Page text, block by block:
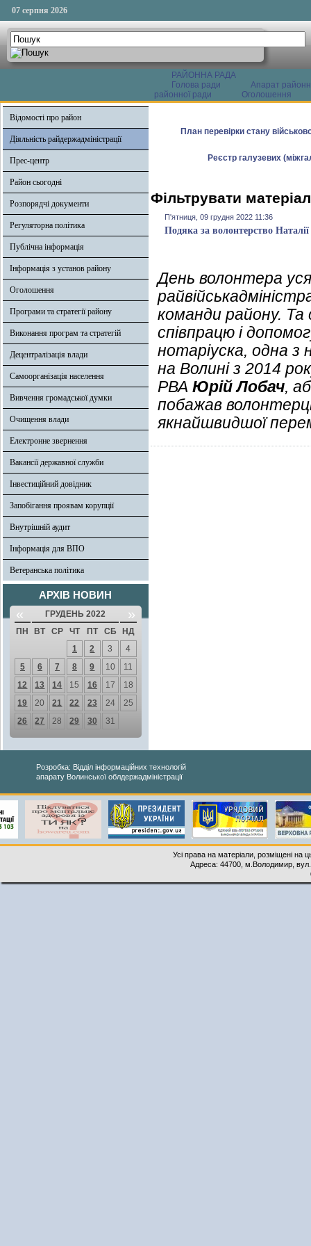
07 серпня 2026
РАЙОННА РАДА
Голова ради
Апарат
районної ради
Оголошення
Відомості про район
Діяльність райдержадміністрації
Прес-центр
Район сьогодні
Розпорядчі документи
Регуляторна політика
Публічна інформація
Інформація з установ району
Оголошення
Програми та стратегії району
Виконання програм та стратегій
Децентралізація влади
Самоорганізація населення
Вивчення громадської думки
Очищення влади
Електронне звернення
Вакансії державної служби
Інвестиційний довідник
Запобігання проявам корупції
Внутрішній аудит
Інформація для ВПО
Ветеранська політика
АРХІВ НОВИН
« ГРУДЕНЬ 2022 »
ПН ВТ СР ЧТ ПТ СБ
НД
1
2 3
4
5
6 7 8 9 10
11
12
13 14 15 16 17
18
19
20 21 22 23 24
25
26
27 28 29 30 31
План перевірки стану
Реєстр галузевих
Фільтрувати
П'ятниця, 09 грудня 2022 11:36
Подяка за волонтерство
День волонтера
команди району. Та
співпрацю і
нотаріуска, одна з
на Волині з 2014
РВА Юрій Лобач,
побажав
якнайшвидшої
Розробка: Відділ інформаційних технологій
апарату Волинської облдержадміністрації
Усі права на матеріали, розміщені на
Адреса: 44700, м.Володимир,